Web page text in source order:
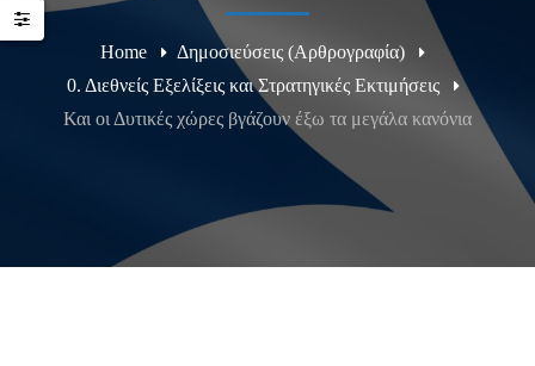
Home
Δημοσιεύσεις (Αρθρογραφία)
0. Διεθνείς Εξελίξεις και Στρατηγικές Εκτιμήσεις
Και οι Δυτικές χώρες βγάζουν έξω τα μεγάλα κανόνια